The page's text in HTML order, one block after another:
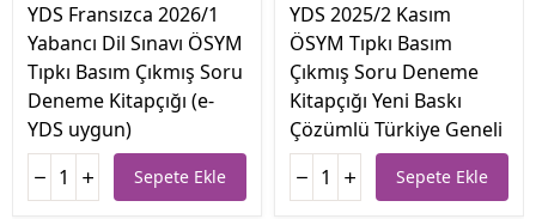
YDS Fransızca 2026/1
Yabancı Dil Sınavı ÖSYM
Tıpkı Basım Çıkmış Soru
Deneme Kitapçığı (e-
YDS uygun)
Sepete Ekle
YDS 2025/2 Kasım
ÖSYM Tıpkı Basım
Çıkmış Soru Deneme
Kitapçığı Yeni Baskı
Çözümlü Türkiye Geneli
Sepete Ekle